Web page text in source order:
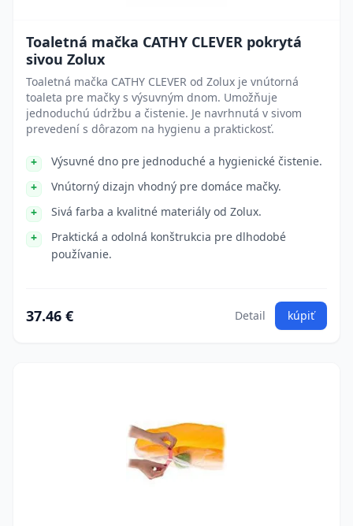
Toaletná mačka CATHY CLEVER pokrytá
sivou Zolux
Toaletná mačka CATHY CLEVER od Zolux je vnútorná
toaleta pre mačky s výsuvným dnom. Umožňuje
jednoduchú údržbu a čistenie. Je navrhnutá v sivom
prevedení s dôrazom na hygienu a praktickosť.
Výsuvné dno pre jednoduché a hygienické čistenie.
Vnútorný dizajn vhodný pre domáce mačky.
Sivá farba a kvalitné materiály od Zolux.
Praktická a odolná konštrukcia pre dlhodobé
používanie.
37.46 € Detail kúpiť